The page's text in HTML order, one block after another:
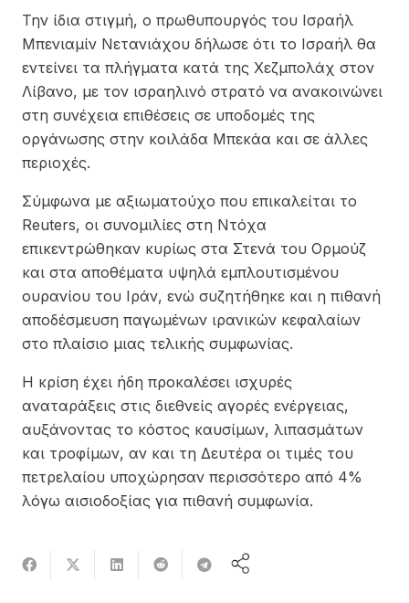
Την ίδια στιγμή, ο πρωθυπουργός του Ισραήλ
Μπενιαμίν Νετανιάχου δήλωσε ότι το Ισραήλ θα
εντείνει τα πλήγματα κατά της Χεζμπολάχ στον
Λίβανο, με τον ισραηλινό στρατό να ανακοινώνει
στη συνέχεια επιθέσεις σε υποδομές της
οργάνωσης στην κοιλάδα Μπεκάα και σε άλλες
περιοχές.
Σύμφωνα με αξιωματούχο που επικαλείται το
Reuters, οι συνομιλίες στη Ντόχα
επικεντρώθηκαν κυρίως στα Στενά του Ορμούζ
και στα αποθέματα υψηλά εμπλουτισμένου
ουρανίου του Ιράν, ενώ συζητήθηκε και η πιθανή
αποδέσμευση παγωμένων ιρανικών κεφαλαίων
στο πλαίσιο μιας τελικής συμφωνίας.
Η κρίση έχει ήδη προκαλέσει ισχυρές
αναταράξεις στις διεθνείς αγορές ενέργειας,
αυξάνοντας το κόστος καυσίμων, λιπασμάτων
και τροφίμων, αν και τη Δευτέρα οι τιμές του
πετρελαίου υποχώρησαν περισσότερο από 4%
λόγω αισιοδοξίας για πιθανή συμφωνία.